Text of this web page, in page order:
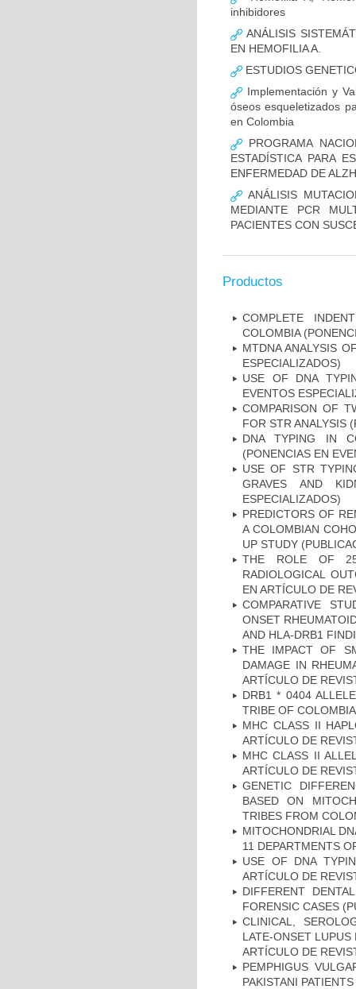
inhibidores
ANÁLISIS
EN HEMOFILIA A.
ESTUDIOS
Implementación y
óseos esqueletizados
en Colombia
PROGRAMA
ESTADÍSTICA PARA
ENFERMEDAD DE
ANÁLISIS
MEDIANTE PCR
PACIENTES CON
Productos
COMPLETE
COLOMBIA
MTDNA ANALYSIS
ESPECIALIZADOS)
USE OF DNA
EVENTOS
COMPARISON OF
FOR STR ANALYSIS
DNA TYPING IN
(PONENCIAS EN
USE OF STR
GRAVES AND
ESPECIALIZADOS)
PREDICTORS OF
A COLOMBIAN
UP STUDY
THE ROLE OF
RADIOLOGICAL
EN ARTÍCULO DE
COMPARATIVE
ONSET
AND HLA-DRB1
THE IMPACT OF
DAMAGE IN
ARTÍCULO DE
DRB1 * 0404
TRIBE OF
MHC CLASS II
ARTÍCULO DE
MHC CLASS II
ARTÍCULO DE
GENETIC
BASED ON
TRIBES FROM
MITOCHONDRIAL
11 DEPARTMENTS
USE OF DNA
ARTÍCULO DE
DIFFERENT
FORENSIC CASES
CLINICAL,
LATE-ONSET
ARTÍCULO DE
PEMPHIGUS
PAKISTANI